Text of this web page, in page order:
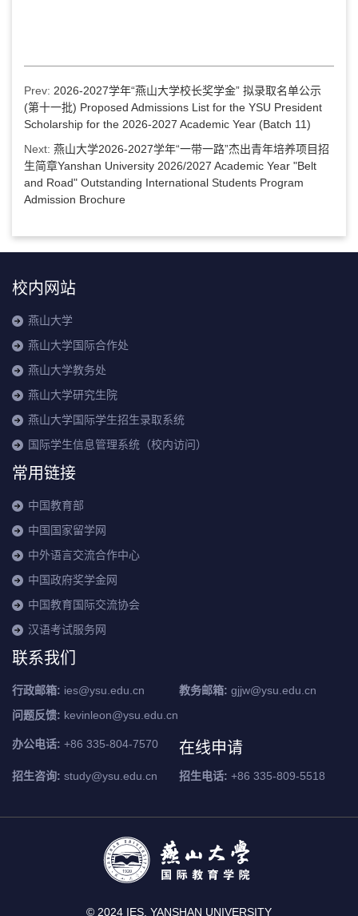
Prev: 2026-2027学年“燕山大学校长奖学金” 拟录取名单公示
(第十一批) Proposed Admissions List for the YSU President
Scholarship for the 2026-2027 Academic Year (Batch 11)
Next: 燕山大学2026-2027学年“一带一路”杰出青年培养项目招
生简章Yanshan University 2026/2027 Academic Year "Belt
and Road" Outstanding International Students Program
Admission Brochure
校内网站
燕山大学
燕山大学国际合作处
燕山大学教务处
燕山大学研究生院
燕山大学国际学生招生录取系统
国际学生信息管理系统（校内访问）
常用链接
中国教育部
中国国家留学网
中外语言交流合作中心
中国政府奖学金网
中国教育国际交流协会
汉语考试服务网
联系我们
行政邮箱: ies@ysu.edu.cn 教务邮箱: gjjw@ysu.edu.cn
问题反馈: kevinleon@ysu.edu.cn
办公电话: +86 335-804-7570 在线申请
招生咨询: study@ysu.edu.cn 招生电话: +86 335-809-5518
© 2024 IES, YANSHAN UNIVERSITY